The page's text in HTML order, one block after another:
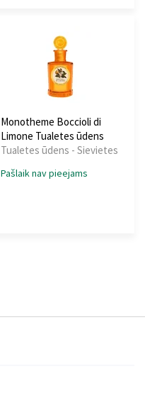
Monotheme Boccioli di
Limone Tualetes ūdens
Tualetes ūdens - Sievietes
Pašlaik nav pieejams